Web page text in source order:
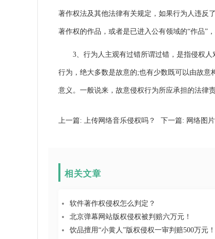
著作权法及其他法律有关规定，如果行为人违反
著作权的作品，或者是已进入公有领域的“作品”
3、行为人主观有过错所谓过错，是指侵权人
行为，绝大多数是故意的;也有少数既可以由故
意义。一般说来，故意侵权行为所应承担的法律
上一篇: 上传网络音乐侵权吗？ 下一篇: 网络图
相关文章
软件著作权侵权怎么判定？
北京弹幕网站版权侵权被判赔六万元！
饮品擅用“小黄人”版权侵权一审判赔500万元！